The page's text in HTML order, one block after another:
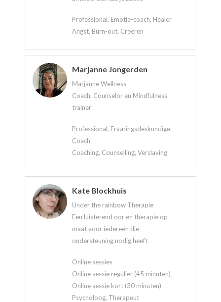
Professional, Emotie-coach, Healer
Angst, Burn-out, Creëren
Marjanne Jongerden
Marjanne Wellness
Coach, Counselor en Mindfulness
trainer
Professional, Ervaringsdeskundige,
Coach
Coaching, Counselling, Verslaving
Kate Blockhuis
Under the rainbow Therapie
Een luisterend oor en therapie op
maat voor iedereen die
ondersteuning nodig heeft
Online sessies
Online sessie regulier (45 minuten)
Online sessie kort (30 minuten)
Psycholoog, Therapeut